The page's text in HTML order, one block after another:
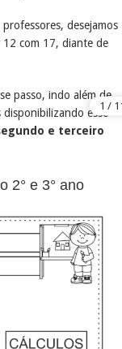
desejamos
12 com 17, diante de
passo, indo além de
esse
e terceiro
2° e 3° ano